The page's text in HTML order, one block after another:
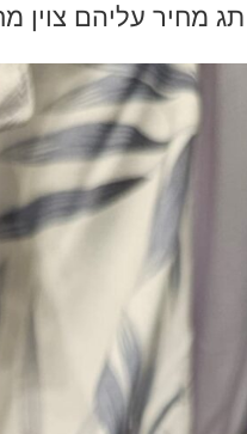
עליהם צוין מחיר של